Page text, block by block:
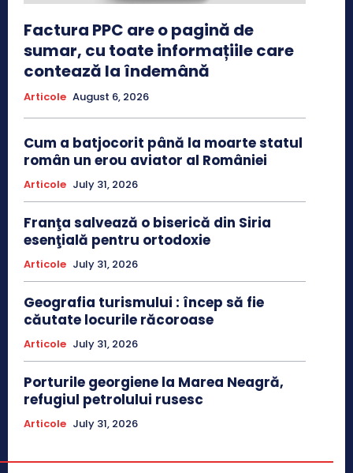
Factura PPC are o pagină de
sumar, cu toate informațiile care
contează la îndemână
Articole August 6, 2026
Cum a batjocorit până la moarte statul
român un erou aviator al României
Articole July 31, 2026
Franţa salvează o biserică din Siria
esenţială pentru ortodoxie
Articole July 31, 2026
Geografia turismului : încep să fie
căutate locurile răcoroase
Articole July 31, 2026
Porturile georgiene la Marea Neagră,
refugiul petrolului rusesc
Articole July 31, 2026